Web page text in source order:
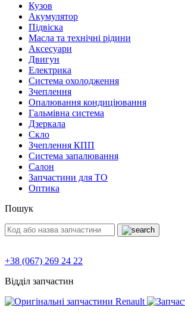
Кузов
Акумулятор
Підвіска
Масла та технічні рідини
Аксесуари
Двигун
Електрика
Система охолодження
Зчеплення
Опалювання кондиціювання
Гальмівна система
Дзеркала
Скло
Зчеплення КПП
Система запалювання
Салон
Запчастини для ТО
Оптика
Пошук
+38 (067) 269 24 22
Відділ запчастин